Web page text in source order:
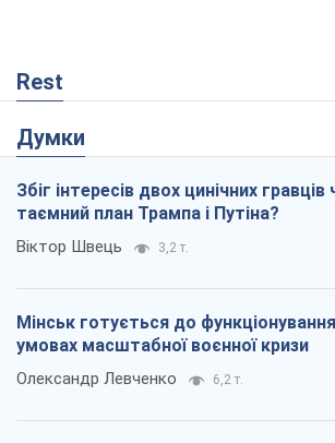
Rest
Думки
Збіг інтересів двох цинічних гравців
таємний план Трампа і Путіна?
Віктор Швець 3,2 т.
Мінськ готується до
умовах масштабної воєнної кризи
Олександр Левченко 6,2 т.